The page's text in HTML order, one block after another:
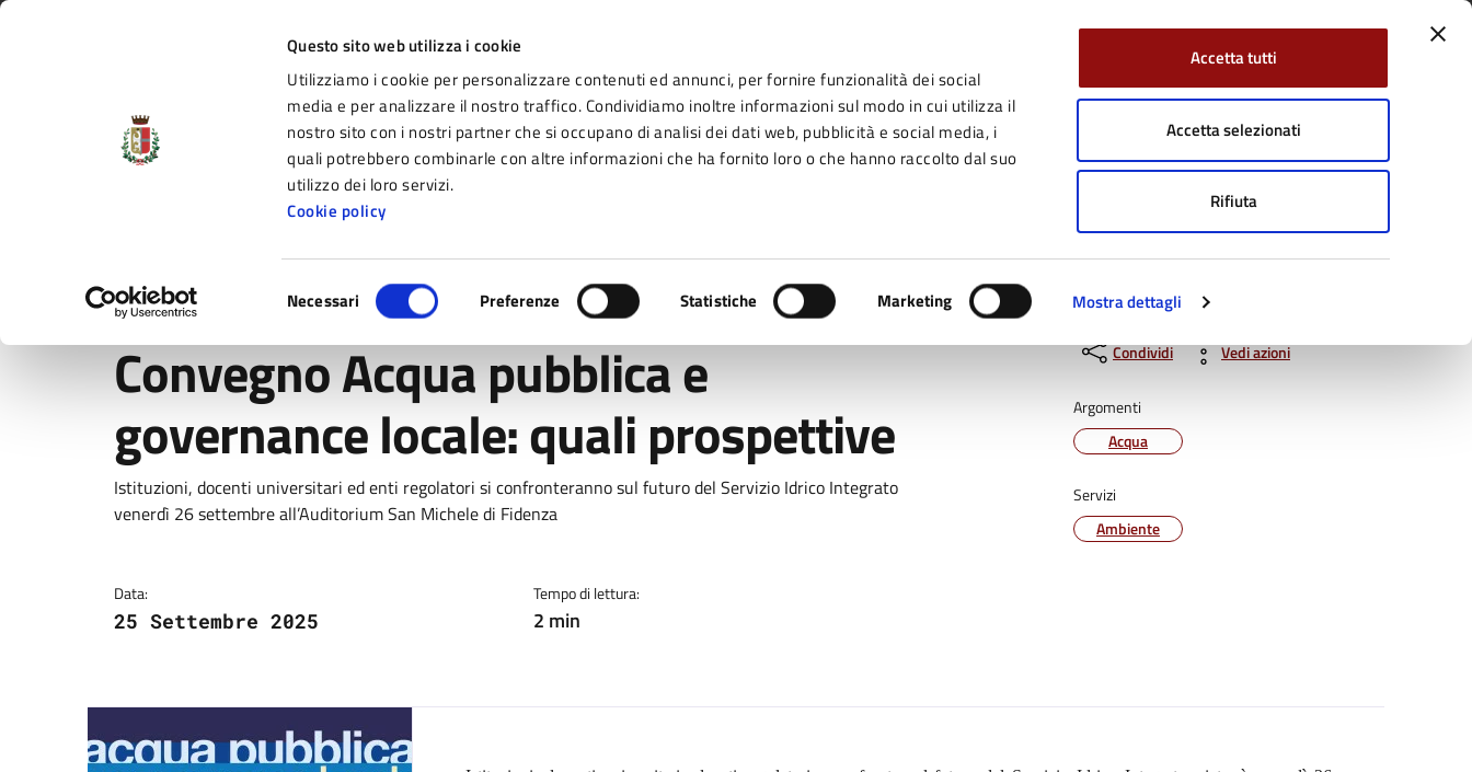
Questo sito web utilizza i cookie
Utilizziamo i cookie per personalizzare contenuti ed annunci, per fornire funzionalità dei social
media e per analizzare il nostro traffico. Condividiamo inoltre informazioni sul modo in cui utilizza il
nostro sito con i nostri partner che si occupano di analisi dei dati web, pubblicità e social media, i
quali potrebbero combinarle con altre informazioni che ha fornito loro o che hanno raccolto dal suo
utilizzo dei loro servizi.
Cookie policy
del
consenso
Necessari Preferenze Statistiche Marketing Mostra dettagli
Accetta tutti
Accetta selezionati
Rifiuta
Vai al contenuto principale
Vai alla navigazione del sito
Vai al piede di pagina
Comune di Fidenza
il portale di servizi e informazioni del Comune di Fidenza
Seguici su: TwitterYouTube Cerca:
Novità Tutti gli argomenti
Home / Novità Comunicati / Convegno Acqua pubblica e governance locale: quali prospettive
Convegno Acqua pubblica e
governance locale: quali prospettive
Dettagli del comunicato:
Istituzioni, docenti universitari ed enti regolatori si confronteranno sul futuro del Servizio Idrico Integrato
venerdì 26 settembre all’Auditorium San Michele di Fidenza
Data:
25 Settembre 2025
Tempo di lettura:
2 min
Condividi Vedi azioni
Argomenti
Acqua
Servizi
Ambiente